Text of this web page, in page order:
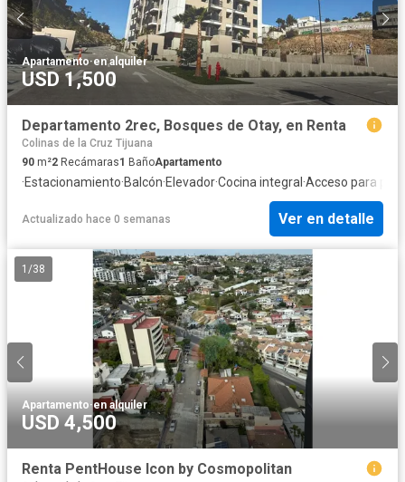
Apartamento·en alquiler
USD 1,500
Departamento 2rec, Bosques de Otay, en Renta
Colinas de la Cruz Tijuana
90 m²2 Recámaras1 BañoApartamento
·Estacionamiento·Balcón·Elevador·Cocina integral ·Acceso para
Actualizado hace 0 semanas Ver en detalle
1 /38
Apartamento·en alquiler
USD 4,500
Renta PentHouse Icon by Cosmopolitan